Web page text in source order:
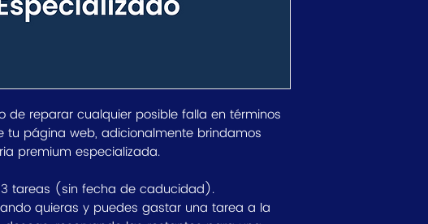
de reparar cualquier posible falla en términos
tu página web, adicionalmente brindamos
premium especializada.
3 tareas (sin fecha de caducidad).
quieras y puedes gastar una tarea a la